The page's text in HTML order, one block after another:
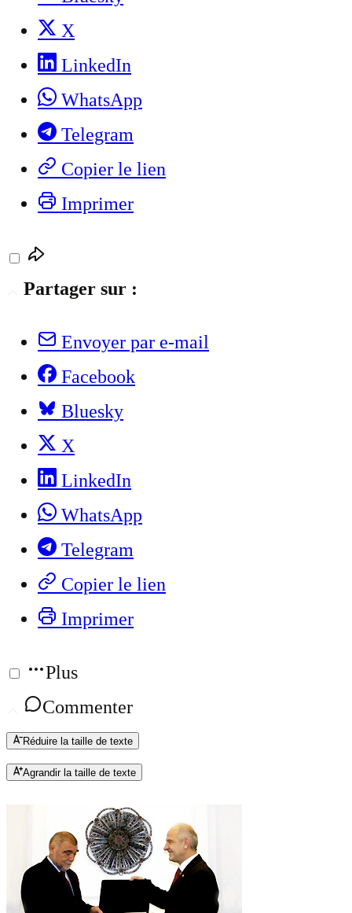
X
LinkedIn
WhatsApp
Telegram
Copier le lien
Imprimer
Partager sur :
Envoyer par e-mail
Facebook
Bluesky
X
LinkedIn
WhatsApp
Telegram
Copier le lien
Imprimer
Plus
Commenter
Réduire la taille de texte
Agrandir la taille de texte